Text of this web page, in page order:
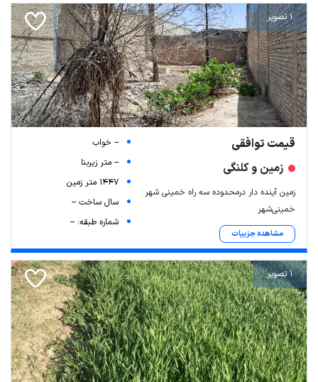
1 تصویر
قیمت توافقی
زمین و کلنگی
زمین آینده دار درمحدوده سه راه خمینی شهر
خمینی‌شهر
مشاهده جزییات
-- خواب
-- متر زیربنا
1447 متر زمین
سال ساخت --
شماره طبقه: --
1 تصویر